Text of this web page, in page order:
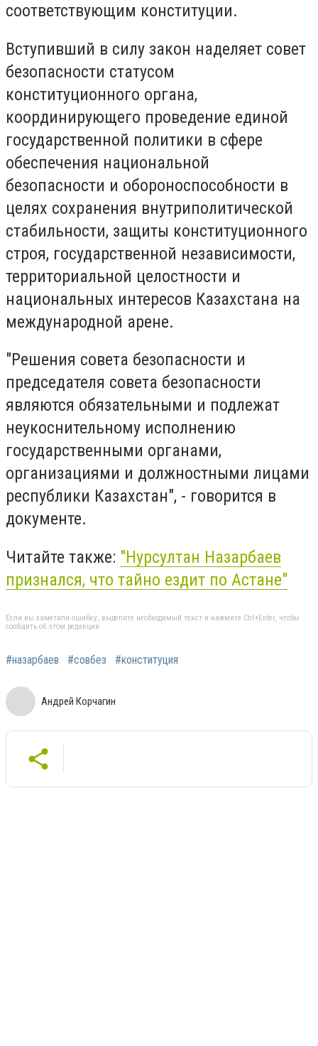
соответствующим конституции.
Вступивший в силу закон наделяет совет
безопасности статусом
конституционного органа,
координирующего проведение единой
государственной политики в сфере
обеспечения национальной
безопасности и обороноспособности в
целях сохранения внутриполитической
стабильности, защиты конституционного
строя, государственной независимости,
территориальной целостности и
национальных интересов Казахстана на
международной арене.
"Решения совета безопасности и
председателя совета безопасности
являются обязательными и подлежат
неукоснительному исполнению
государственными органами,
организациями и должностными лицами
республики Казахстан", - говорится в
документе.
Читайте также: "Нурсултан Назарбаев
признался, что тайно ездит по Астане"
Если вы заметили ошибку, выделите необходимый текст и нажмите Ctrl+Enter, чтобы
сообщить об этом редакции
#назарбаев #совбез #конституция
Андрей Корчагин